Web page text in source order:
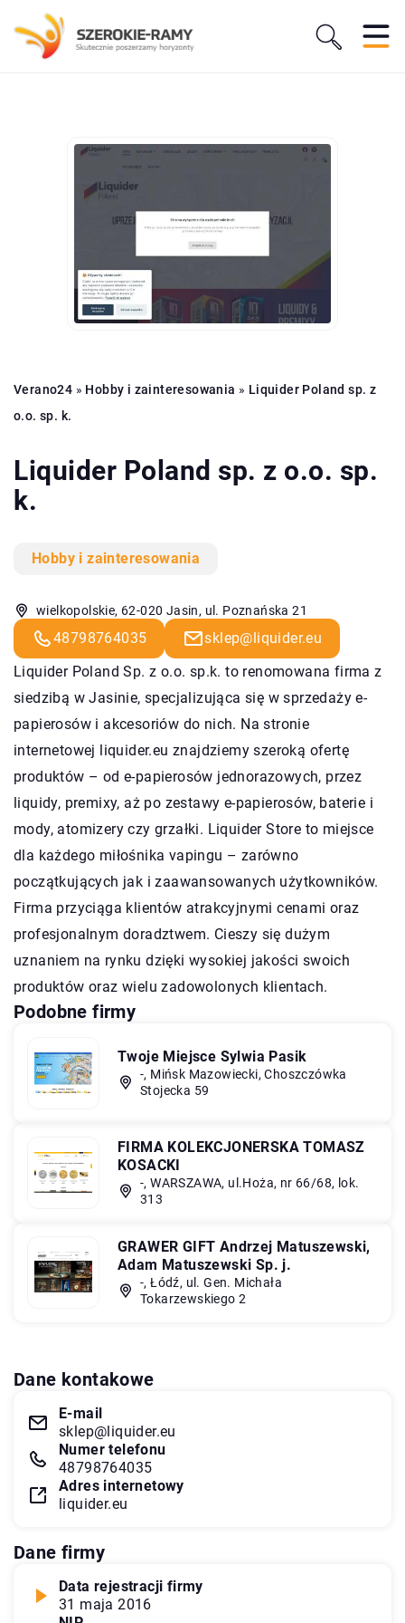
Verano24 » Hobby i zainteresowania » Liquider Poland sp. z
o.o. sp. k.
Liquider Poland sp. z o.o. sp.
k.
Hobby i zainteresowania
wielkopolskie, 62-020 Jasin, ul. Poznańska 21
48798764035
sklep@liquider.eu
Liquider Poland Sp. z o.o. sp.k. to renomowana firma z
siedzibą w Jasinie, specjalizująca się w sprzedaży e-
papierosów i akcesoriów do nich. Na stronie
internetowej liquider.eu znajdziemy szeroką ofertę
produktów – od e-papierosów jednorazowych, przez
liquidy, premixy, aż po zestawy e-papierosów, baterie i
mody, atomizery czy grzałki. Liquider Store to miejsce
dla każdego miłośnika vapingu – zarówno
początkujących jak i zaawansowanych użytkowników.
Firma przyciąga klientów atrakcyjnymi cenami oraz
profesjonalnym doradztwem. Cieszy się dużym
uznaniem na rynku dzięki wysokiej jakości swoich
produktów oraz wielu zadowolonych klientach.
Podobne firmy
Twoje Miejsce Sylwia Pasik
-, Mińsk Mazowiecki, Choszczówka
Stojecka 59
FIRMA KOLEKCJONERSKA TOMASZ
KOSACKI
-, WARSZAWA, ul.Hoża, nr 66/68, lok.
313
GRAWER GIFT Andrzej Matuszewski,
Adam Matuszewski Sp. j.
-, Łódź, ul. Gen. Michała
Tokarzewskiego 2
Dane kontakowe
E-mail
sklep@liquider.eu
Numer telefonu
48798764035
Adres internetowy
liquider.eu
Dane firmy
Data rejestracji firmy
31 maja 2016